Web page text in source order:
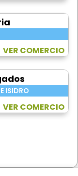
VER COMERCIO
ISIDRO
VER COMERCIO